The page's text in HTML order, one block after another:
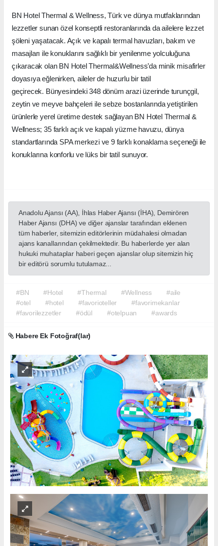
BN Hotel Thermal & Wellness, Türk ve dünya mutfaklarından
lezzetler sunan özel konseptli restoranlarında da ailelere lezzet
şöleni yaşatacak. Açık ve kapalı termal havuzları, bakım ve
masajları ile konuklarını sağlıklı bir yenilenme yolculuğuna
çıkaracak olan BN Hotel Thermal&Wellness’da minik misafirler
doyasıya eğlenirken, aileler de huzurlu bir tatil
geçirecek. Bünyesindeki 348 dönüm arazi üzerinde turunçgil,
zeytin ve meyve bahçeleri ile sebze bostanlarında yetiştirilen
ürünlerle yerel üretime destek sağlayan BN Hotel Thermal &
Wellness; 35 farklı açık ve kapalı yüzme havuzu, dünya
standartlarında SPA merkezi ve 9 farklı konaklama seçeneği ile
konuklarına konforlu ve lüks bir tatil sunuyor.
Anadolu Ajansı (AA), İhlas Haber Ajansı (İHA), Demirören
Haber Ajansı (DHA) ve diğer ajanslar tarafından eklenen
tüm haberler, sitemizin editörlerinin müdahalesi olmadan
ajans kanallarından çekilmektedir. Bu haberlerde yer alan
hukuki muhataplar haberi geçen ajanslar olup sitemizin hiç
bir editörü sorumlu tutulamaz...
#BN #Hotel #Thermal #Wellness
#aile
#otel
#hotel #favorioteller
#favorimekanlar
#favorilezzetler
#ödül #otelpuan #awards
Habere Ek Fotoğraf(lar)